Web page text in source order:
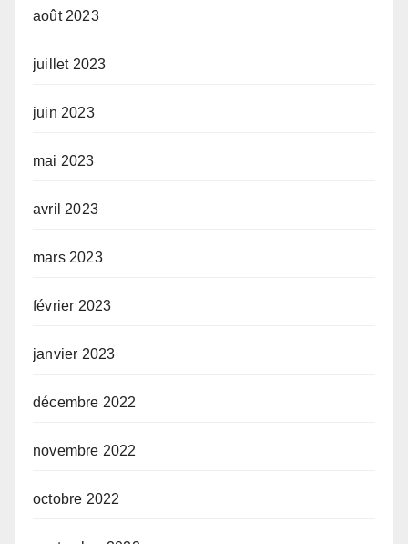
août 2023
juillet 2023
juin 2023
mai 2023
avril 2023
mars 2023
février 2023
janvier 2023
décembre 2022
novembre 2022
octobre 2022